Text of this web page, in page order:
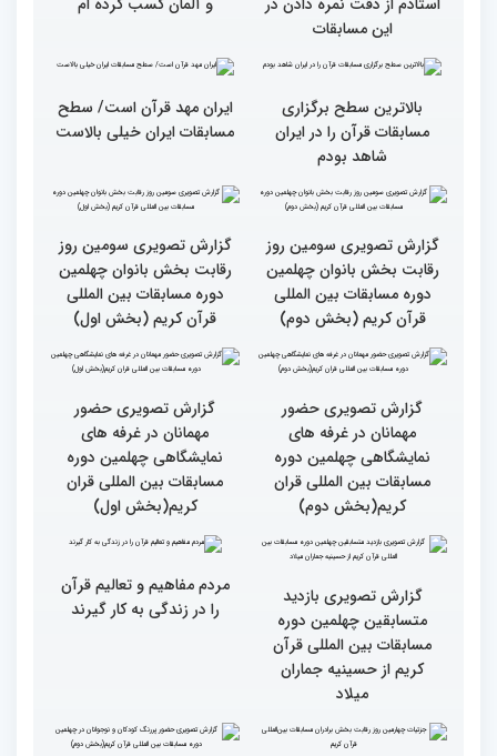
قاریان و حافظان فینالیست‌
در چهلمین دوره مسابقات
بین‌المللی قرآن معرفی
چهارمین روز از رقابت
سطح مسابقات قرآنی در
کشور ایران بالاست/ تعریف
استادم از دقت نمره دادن در
هشت بار مقام اول رشته
ترتیل را در مسابقات اروپایی
و آلمان کسب کرده ام
بالاترین سطح برگزاری
مسابقات قرآن را در ایران
شاهد بودم
ایران مهد قرآن است/ سطح
مسابقات ایران خیلی بالاست
گزارش تصویری سومین روز
دوره مسابقات بین المللی
قرآن کریم (بخش دوم)
گزارش تصویری سومین روز
رقابت بخش بانوان چهلمین
دوره مسابقات بین المللی
قرآن کریم (بخش اول)
مهمانان در غرفه های
مهمانان در غرفه های